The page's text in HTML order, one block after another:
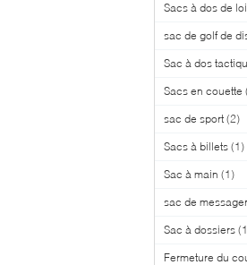
Sacs à dos de
sac de golf de
Sac à dos
Sacs en couette
sac de sport (2)
Sacs à billets (1)
Sac à main (1)
sac de
Sac à dossiers
Fermeture du